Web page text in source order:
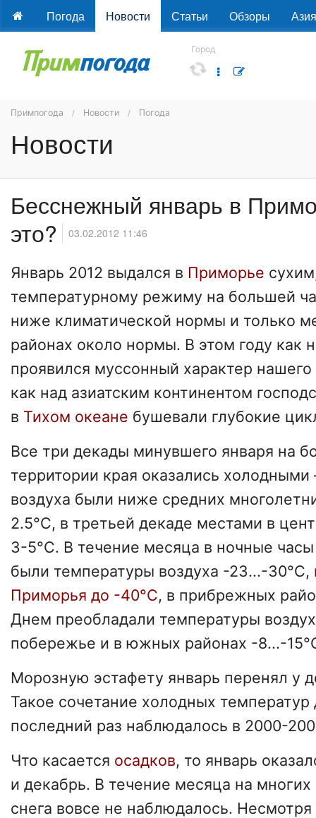
Погода Новости Статьи Обзоры Азия
Город
Примпогода Новости Погода
Новости
Бесснежный январь в
это?
03.02.2012 11:46
Январь 2012 выдался в Приморье
температурному режиму на большей
ниже климатической нормы и только
районах около нормы. В этом году как
проявился муссонный характер
как над азиатским континентом
в Тихом океане бушевали глубокие
Все три декады минувшего января на
территории края оказались
воздуха были ниже средних
2.5°С, в третьей декаде местами в
3-5°С. В течение месяца в ночные
были температуры воздуха -23...-30°С,
Приморья до -40°С, в прибрежных
Днем преобладали температуры
побережье и в южных районах -8...-
Морозную эстафету январь перенял у
Такое сочетание холодных температур
последний раз наблюдалось в 2000-
Что касается осадков, то январь
и декабрь. В течение месяца на
снега вовсе не наблюдалось. Несмотря